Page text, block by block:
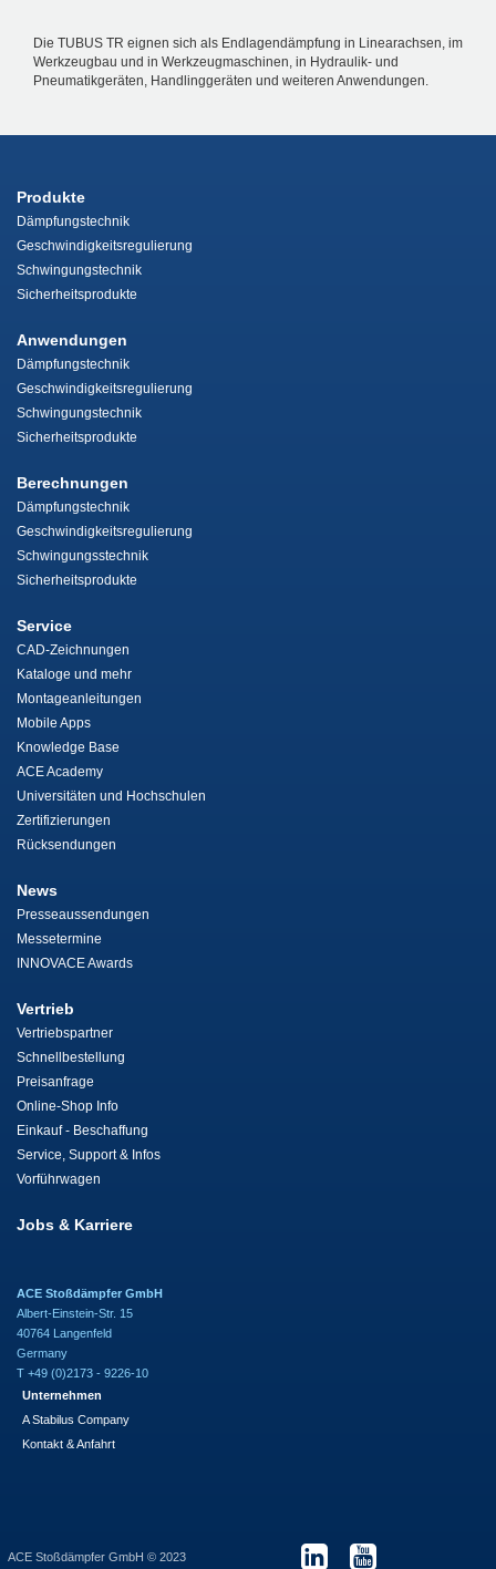
Die TUBUS TR eignen sich als Endlagendämpfung in Linearachsen, im
Werkzeugbau und in Werkzeugmaschinen, in Hydraulik- und
Pneumatikgeräten, Handlinggeräten und weiteren Anwendungen.
Produkte
Dämpfungstechnik
Geschwindigkeitsregulierung
Schwingungstechnik
Sicherheitsprodukte
Anwendungen
Dämpfungstechnik
Geschwindigkeitsregulierung
Schwingungstechnik
Sicherheitsprodukte
Berechnungen
Dämpfungstechnik
Geschwindigkeitsregulierung
Schwingungsstechnik
Sicherheitsprodukte
Service
CAD-Zeichnungen
Kataloge und mehr
Montageanleitungen
Mobile Apps
Knowledge Base
ACE Academy
Universitäten und Hochschulen
Zertifizierungen
Rücksendungen
News
Presseaussendungen
Messetermine
INNOVACE Awards
Vertrieb
Vertriebspartner
Schnellbestellung
Preisanfrage
Online-Shop Info
Einkauf - Beschaffung
Service, Support & Infos
Vorführwagen
Jobs & Karriere
ACE Stoßdämpfer GmbH
Albert-Einstein-Str. 15
40764 Langenfeld
Germany
T +49 (0)2173 - 9226-10
Unternehmen
A Stabilus Company
Kontakt & Anfahrt
ACE Stoßdämpfer GmbH © 2023